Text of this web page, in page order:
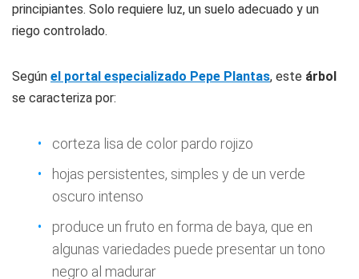
principiantes. Solo requiere luz, un suelo adecuado y un
riego controlado.
Según el portal especializado Pepe Plantas, este árbol
se caracteriza por:
corteza lisa de color pardo rojizo
hojas persistentes, simples y de un verde
oscuro intenso
produce un fruto en forma de baya, que en
algunas variedades puede presentar un tono
negro al madurar